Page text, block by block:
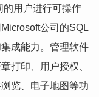
的用户进行可操作
公司的SQL
成能力。管理软件
打印、用户授权、
览、电子地图等功